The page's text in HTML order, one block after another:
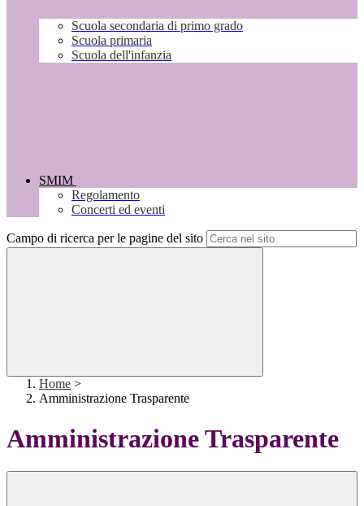
Scuola secondaria di primo grado
Scuola primaria
Scuola dell'infanzia
SMIM
Regolamento
Concerti ed eventi
Campo di ricerca per le pagine del sito
Home >
Amministrazione Trasparente
Amministrazione Trasparente